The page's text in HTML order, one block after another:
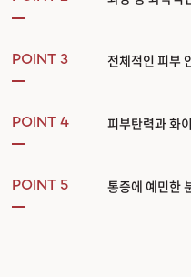
POINT 3 전체적인 피부
POINT 4 피부탄력과 화
POINT 5 통증에 예민한